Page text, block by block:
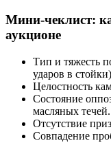
Мини-чеклист:
аукционе
Тип и тяжесть
ударов в
Целостность
Состояние
масляных течей.
Отсутствие
Совпадение